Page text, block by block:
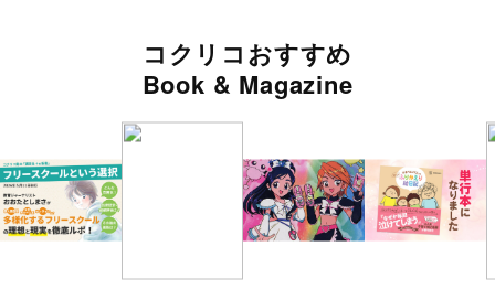
コクリコおすすめ
Book & Magazine